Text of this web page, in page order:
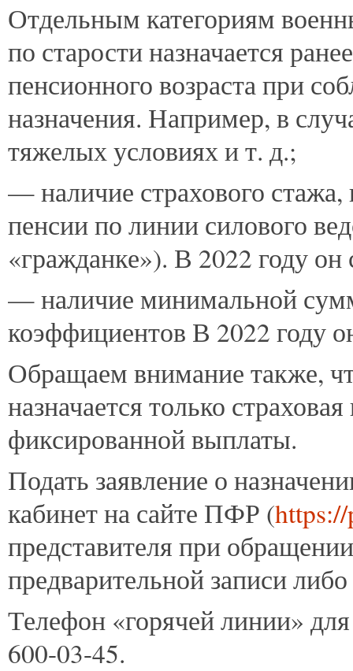
Отдельным категориям
по старости назначается
пенсионного возраста при
назначения. Например, в
тяжелых условиях и т. д.;
— наличие страхового стажа,
пенсии по линии силового
«гражданке»). В 2022 году он
— наличие минимальной
коэффициентов В 2022 году
Обращаем внимание также,
назначается только
фиксированной выплаты.
Подать заявление о
кабинет на сайте ПФР (
представителя при
предварительной записи
Телефон «горячей линии»
600-03-45.